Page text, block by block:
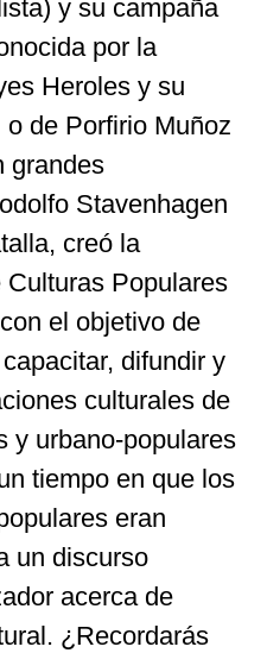
y su campaña
por la
Heroles y su
de Porfirio Muñoz
grandes
Stavenhagen
creó la
Populares
el objetivo de
difundir y
culturales de
y urbano-populares
tiempo en que los
eran
un discurso
acerca de
¿Recordarás